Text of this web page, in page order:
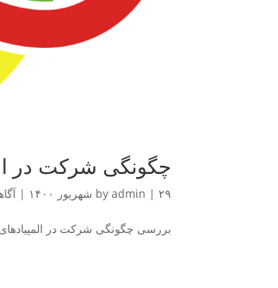
چگونگی شرکت در
by admin | ۲۹ شهریور ۱۴۰۰ |
بررسی چگونگی شرکت در